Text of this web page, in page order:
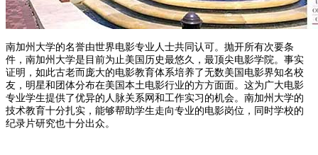
南加州大学的名誉由世界电影专业人士共同认可。抛开所有次要条
件，南加州大学是目前为止美国历史最悠久，最顶尖电影学院。事实
证明，如此古老而庞大的电影教育体系培养了无数美国电影界知名校
友，明星和团体分布在美国本土电影行业的方方面面。这为广大电影
专业学生提供了优异的人脉关系网和工作实习的机会。南加州大学的
技术教育十分扎实，能够帮助学生走向专业的电影岗位，同时学校的
纪录片研究也十分出众。